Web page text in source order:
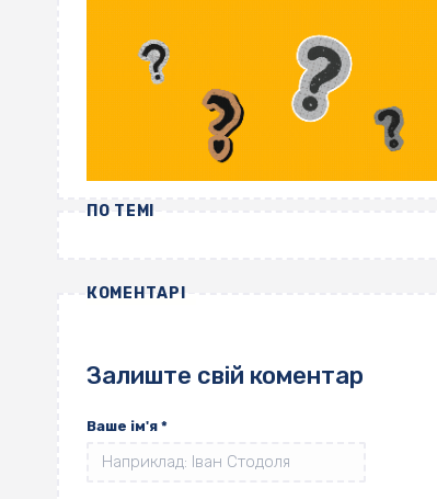
ПО ТЕМІ
КОМЕНТАРІ
Залиште свій коментар
Ваше ім'я *